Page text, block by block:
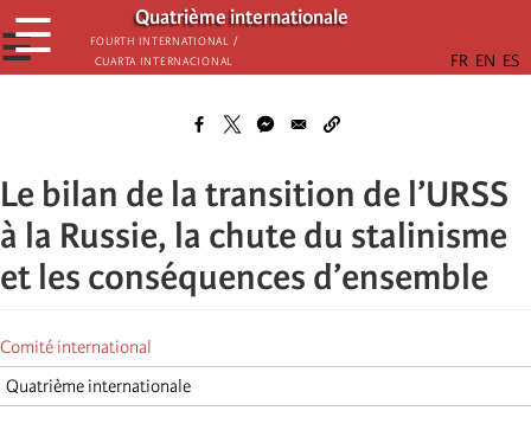
Aller
au
contenu
Quatrième internationale
Fourth International /
Cuarta Internacional
☰
☰
Le bilan de la transition de l’URSS
à la Russie, la chute du stalinisme
et les conséquences d’ensemble
Comité international
Quatrième internationale